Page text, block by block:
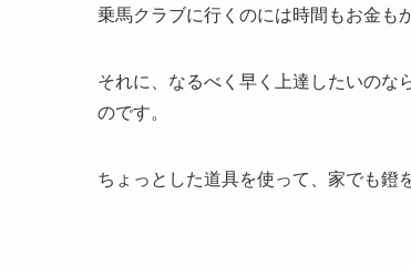
乗馬クラブに行くのには時間もお金も
それに、なるべく早く上達したいのな
のです。
ちょっとした道具を使って、家でも鐙